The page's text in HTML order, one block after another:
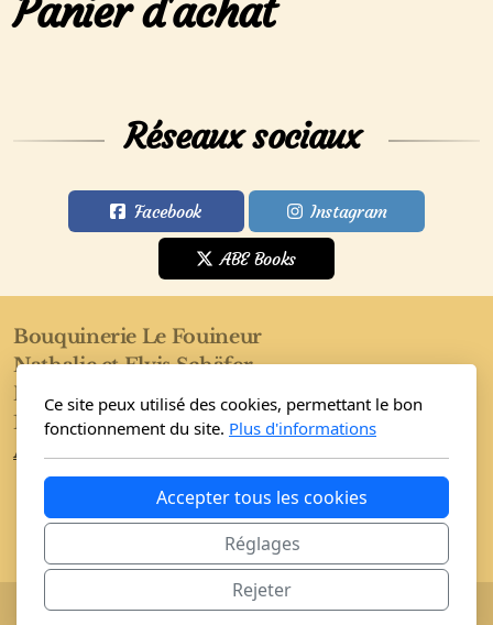
Panier d'achat
Réseaux sociaux
Facebook Instagram
ABE Books
Bouquinerie Le Fouineur
Nathalie et Elvis Schäfer
Rue de l'Eglise 40
1955 Saint-Pierre-de-Clages
Accueil
Copyright, tous droits réservés
Ce site peux utilisé des cookies, permettant le bon
fonctionnement du site. Plus d'informations
Accepter tous les cookies
Réglages
Rejeter